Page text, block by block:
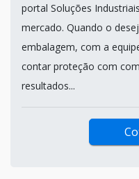
portal Soluções
mercado. Quando o
embalagem, com a
contar proteção com
resultados...